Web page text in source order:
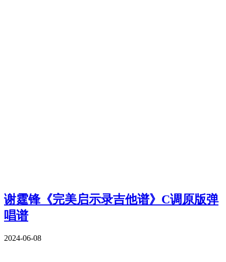
谢霆锋《完美启示录吉他谱》C调原版弹
唱谱
2024-06-08